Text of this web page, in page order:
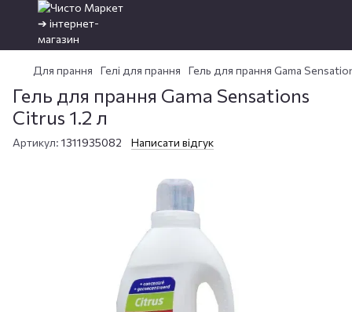
Для прання Гелі для прання Гель для прання Gama
Гель для прання Gama Sensations
Citrus 1.2 л
Артикул: 1311935082 Написати відгук